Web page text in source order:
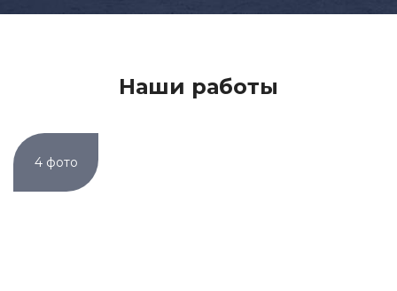
Наши работы
4 фото